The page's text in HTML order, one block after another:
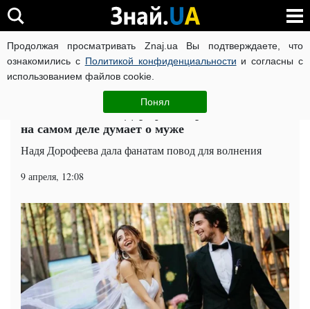
Продолжая просматривать Znaj.ua Вы подтверждаете, что
ознакомились с Политикой конфиденциальности и согласны с
использованием файлов cookie.
Понял
ВОЙНА РОССИИ ПРОТИВ УКРАИНЫ КОРОНАВИРУС В
Шоу-бизнес ЧИТАТИ УКРАЇНСЬКОЮ
Всё сложно: Надя Дорофеева призналась, что
на самом деле думает о муже
Надя Дорофеева дала фанатам повод для волнения
9 апреля, 12:08